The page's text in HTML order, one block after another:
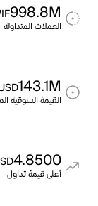
998.8M
العملات المتداولة
143.1M
القيمة السوقية
4.8500
أعلى قيمة تداول